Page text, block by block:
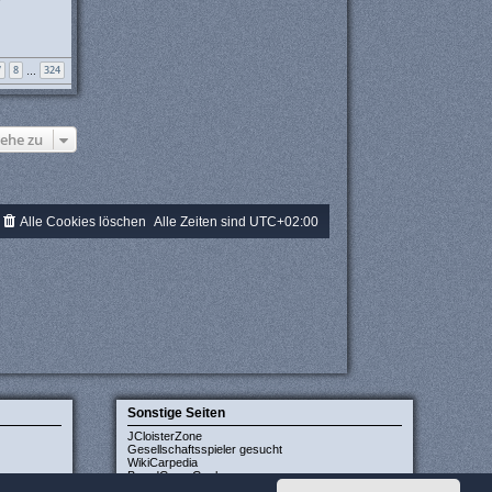
t
e
r
B
e
i
t
a
g
8 324
zu
Alle Zeiten sind UTC+02:00
Alle Cookies löschen
Sonstige Seiten
JCloisterZone
Gesellschaftsspieler gesucht
WikiCarpedia
BoardGameGeek